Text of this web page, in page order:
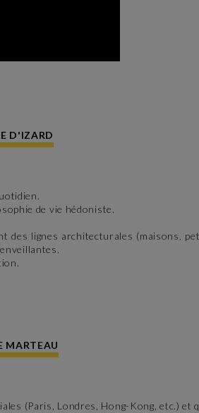
D'IZARD
de vie hédoniste.
des lignes architecturales (maisons,
MARTEAU
(Paris, Londres, Hong-Kong, etc.) et